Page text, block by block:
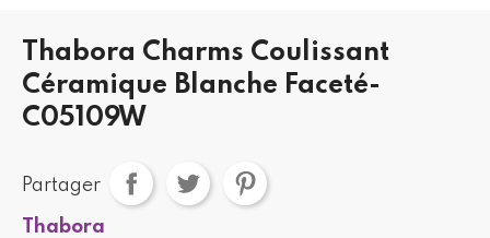
Thabora Charms Coulissant
Céramique Blanche Faceté-
C05109W
Partager
Thabora